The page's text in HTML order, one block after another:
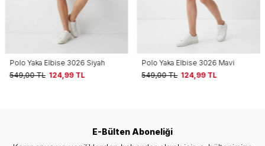
Polo Yaka Elbise 3026 Siyah
549,00TL 124,99TL
Polo Yaka Elbise 3026 Mavi
549,00TL 124,99TL
E-Bülten Aboneliği